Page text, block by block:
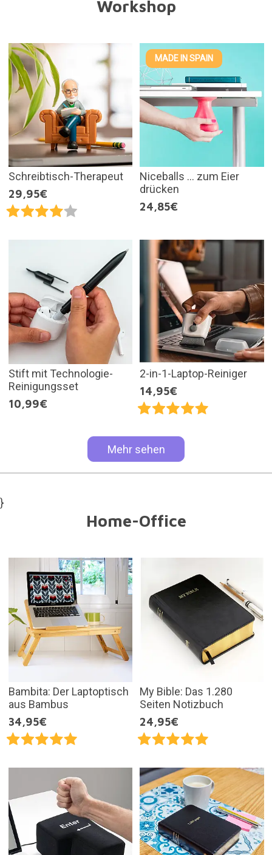
Workshop
Schreibtisch-Therapeut
29,95€
MADE IN SPAIN
Niceballs … zum Eier
drücken
24,85€
Stift mit Technologie-
Reinigungsset
10,99€
2-in-1-Laptop-Reiniger
14,95€
Mehr sehen
}
Home-Office
Bambita: Der Laptoptisch
aus Bambus
34,95€
My Bible: Das 1.280
Seiten Notizbuch
24,95€